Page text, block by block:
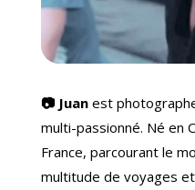
📷 Juan est
multi-passionné. Né en
France, parcourant le
multitude de voyages